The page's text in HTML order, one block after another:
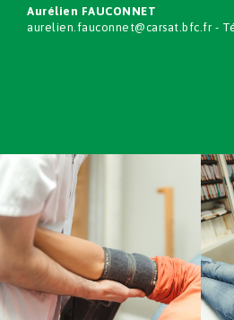
Aurélien FAUCONNET
aurelien.fauconnet@carsat.bfc.fr -